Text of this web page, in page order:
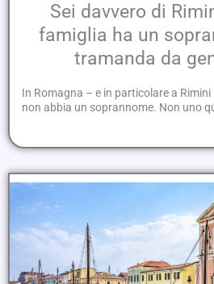
Sei davvero di
famiglia ha un
tramanda da
In Romagna – e in particolare a Rimini
non abbia un soprannome. Non uno